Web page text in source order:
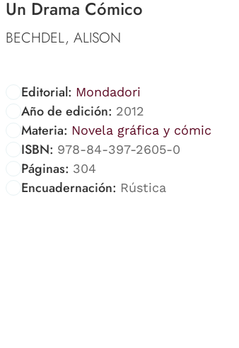
Un Drama Cómico
BECHDEL, ALISON
Editorial: Mondadori
Año de edición: 2012
Materia: Novela gráfica y cómic
ISBN: 978-84-397-2605-0
Páginas: 304
Encuadernación: Rústica